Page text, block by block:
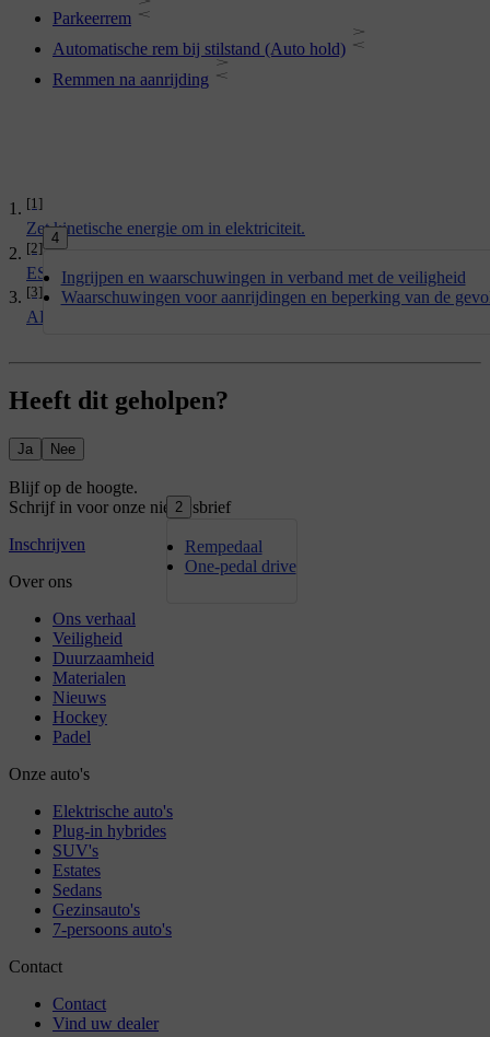
2
Rempedaal
One-pedal drive
4
Ingrijpen en waarschuwingen in verband met de veiligheid
Waarschuwingen voor aanrijdingen en beperking van de
[1]
Zet kinetische energie om in elektriciteit.
[2]
ESC
[3]
ABS
Parkeerrem
Automatische rem bij stilstand (Auto hold)
Remmen na aanrijding
Heeft dit geholpen?
Ja Nee